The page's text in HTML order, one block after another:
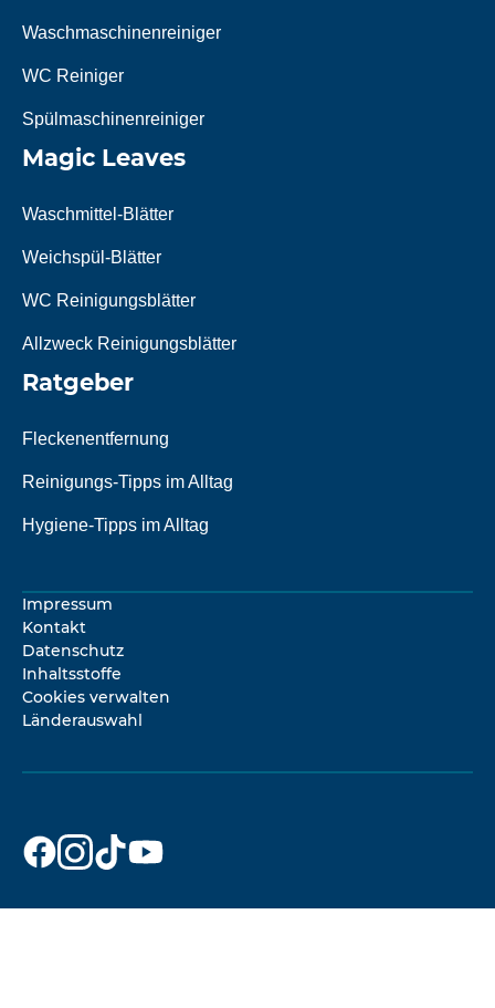
Waschmaschinenreiniger
WC Reiniger
Spülmaschinenreiniger
Magic Leaves
Waschmittel-Blätter
Weichspül-Blätter
WC Reinigungsblätter
Allzweck Reinigungsblätter
Ratgeber
Fleckenentfernung
Reinigungs-Tipps im Alltag
Hygiene-Tipps im Alltag
Impressum
Kontakt
Datenschutz
Inhaltsstoffe
Cookies verwalten
Länderauswahl
Dr. Beckmann
auf
Dr. Beckmann
auf
Dr. Beckmann
auf
Dr. Beckmann